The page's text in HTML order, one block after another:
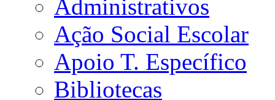
Administrativos
Ação Social Escolar
Apoio T. Específico
Bibliotecas